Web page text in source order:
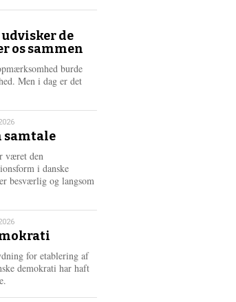
de
os sammen
burde
Men i dag er det
samtale
været den
i danske
besværlig og langsom
for etablering af
demokrati har haft